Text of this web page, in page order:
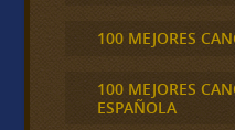
100 MEJORES
100 MEJORES
ESPAÑOLA